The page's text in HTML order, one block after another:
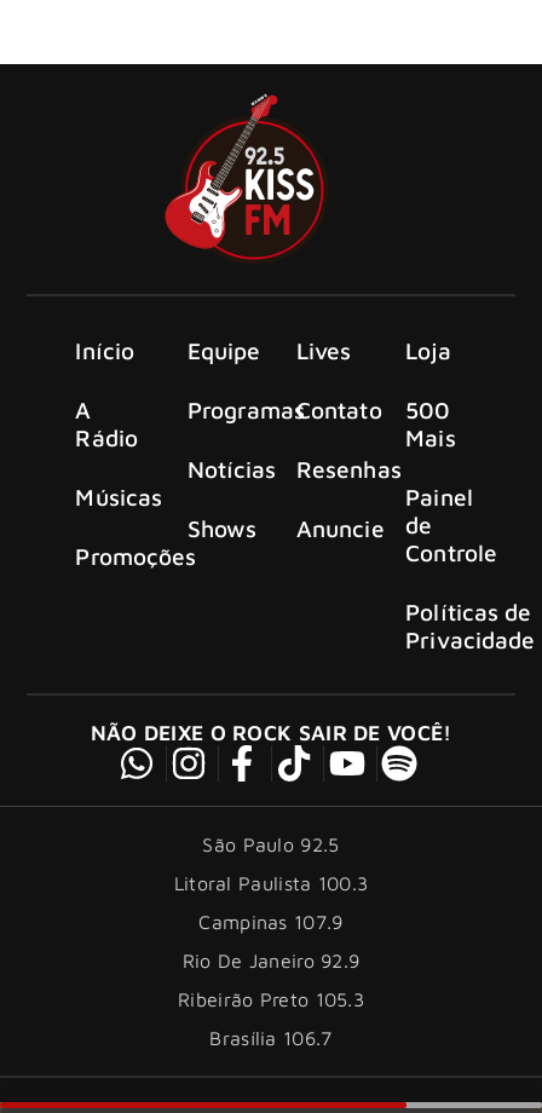
Início
A
Rádio
Músicas
Promoções
Equipe
Programas
Notícias
Shows
Lives
Contato
Resenhas
Anuncie
Loja
500
Mais
Painel
de
Controle
Políticas de
Privacidade
NÃO DEIXE O ROCK SAIR DE VOCÊ!
São Paulo 92.5
Litoral Paulista 100.3
Campinas 107.9
Rio De Janeiro 92.9
Ribeirão Preto 105.3
Brasília 106.7